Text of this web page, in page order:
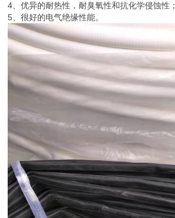
4、优异的耐热性，耐臭氧性和抗化学侵蚀性；
5、很好的电气绝缘性能。